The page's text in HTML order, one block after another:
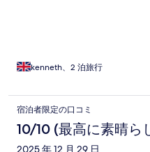
kenneth、2 泊旅行
宿泊者限定の口コミ
10/10 (最高に素晴ら
2025 年 12 月 29 日